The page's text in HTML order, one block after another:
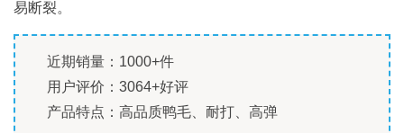
易断裂。
近期销量：1000+件
用户评价：3064+好评
产品特点：高品质鸭毛、耐打、高弹